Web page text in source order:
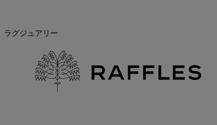
ラグジュアリー